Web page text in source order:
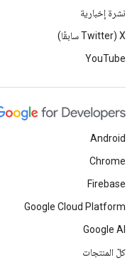
نشرة إخبارية
‫X ‏(Twitter سابقًا)
YouTube
Android
Chrome
Firebase
Google Cloud Platform
Google AI
كلّ المنتجات